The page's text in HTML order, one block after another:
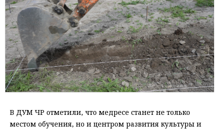
В ДУМ ЧР отметили, что медресе станет не только
местом обучения, но и центром развития культуры и